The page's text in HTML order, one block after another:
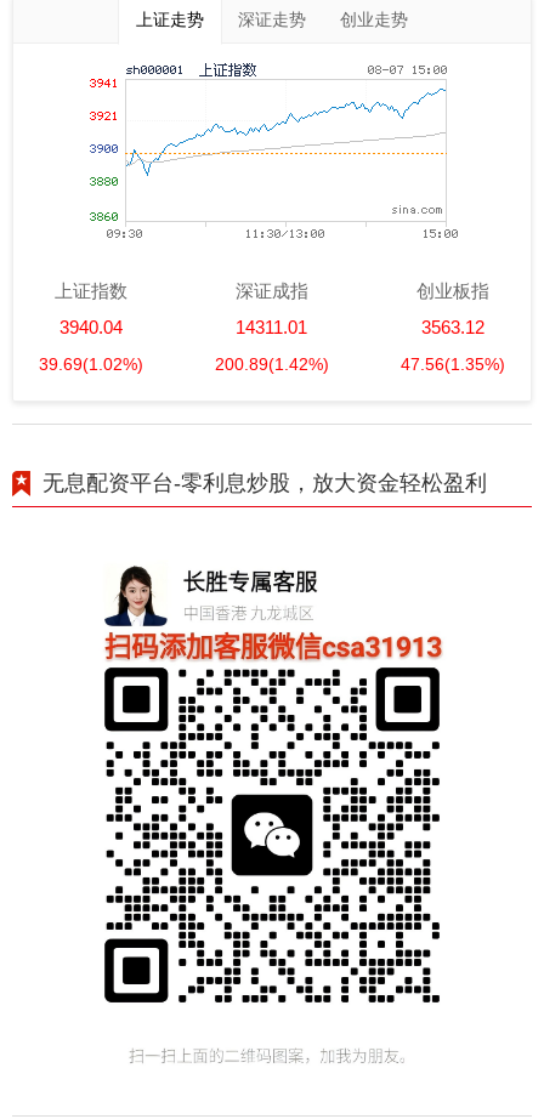
上证走势 深证走势 创业走势
上证指数
3940.04
39.69(1.02%)
深证成指
14311.01
200.89(1.42%)
创业板指
3563.12
47.56(1.35%)
无息配资平台-零利息炒股，放大资金轻松盈利